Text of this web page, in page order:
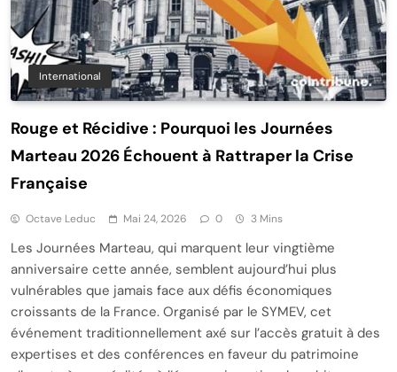
International
Rouge et Récidive : Pourquoi les Journées
Marteau 2026 Échouent à Rattraper la Crise
Française
Octave Leduc Mai 24, 2026 0 3 Mins
Les Journées Marteau, qui marquent leur vingtième
anniversaire cette année, semblent aujourd’hui plus
vulnérables que jamais face aux défis économiques
croissants de la France. Organisé par le SYMEV, cet
événement traditionnellement axé sur l’accès gratuit à des
expertises et des conférences en faveur du patrimoine